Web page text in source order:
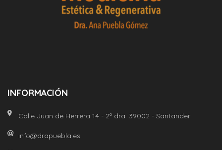
INFORMACIÓN
Calle Juan de Herrera 14 - 2º dra. 39002 - Santander
info@drapuebla.es